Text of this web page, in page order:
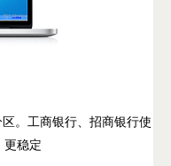
。工商银行、招商银行使
更稳定